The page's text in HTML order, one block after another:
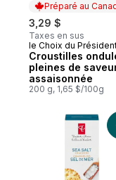
Préparé au
3,29 $
Taxes en sus
Préparé au
le Choix du
Croustilles
pleines de
assaisonnée
200 g, 1,65 $/100g